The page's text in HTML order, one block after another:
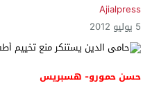
Ajialpress
5 يوليو 2012
حسن حمورو- هسبريس